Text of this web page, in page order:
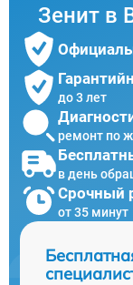
Зенит в
до 3 лет
ремонт по
в день
Срочный
от 35 минут